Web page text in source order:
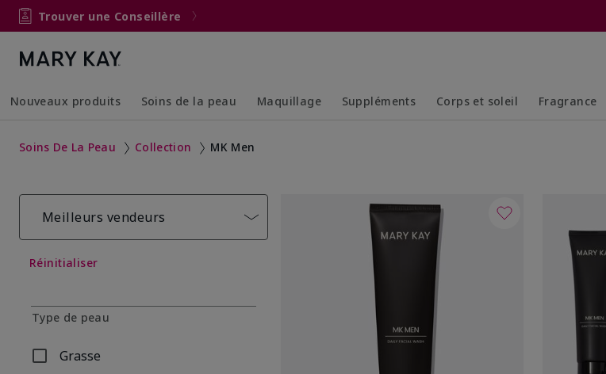
Trouver une Conseillère
Nouveaux produits Soins de la peau Maquillage Suppléments Corps et soleil Fragrance
Soins De La Peau Collection MK Men
Meilleurs vendeurs
Réinitialiser
Type de peau
Grasse
Affiner par Type de peau: Grasse